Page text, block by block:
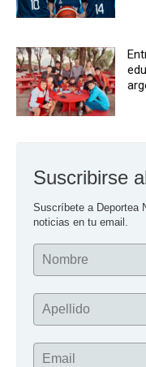
Suscribirse
Suscríbete a Deportea
noticias en tu email.
Nombre
Apellido
Email